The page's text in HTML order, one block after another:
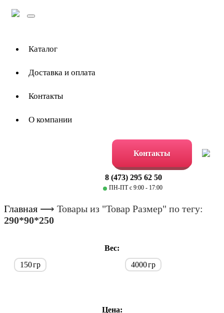
Toggle
Каталог
Доставка и оплата
Контакты
О компании
Контакты
8 (473) 295 62 50
ПН-ПТ с 9:00 - 17:00
Главная ⟶ Товары из "Товар Размер" по тегу:
290*90*250
Вес:
150гр 4000гр
Цена: